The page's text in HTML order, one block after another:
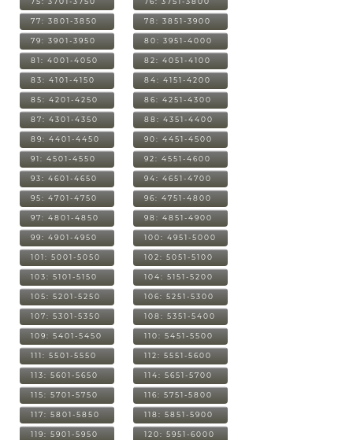
77: 3801-3850 78: 3851-3900
79: 3901-3950 80: 3951-4000
81: 4001-4050 82: 4051-4100
83: 4101-4150 84: 4151-4200
85: 4201-4250 86: 4251-4300
87: 4301-4350 88: 4351-4400
89: 4401-4450 90: 4451-4500
91: 4501-4550 92: 4551-4600
93: 4601-4650 94: 4651-4700
95: 4701-4750 96: 4751-4800
97: 4801-4850 98: 4851-4900
99: 4901-4950 100: 4951-5000
101: 5001-5050 102: 5051-5100
103: 5101-5150 104: 5151-5200
105: 5201-5250 106: 5251-5300
107: 5301-5350 108: 5351-5400
109: 5401-5450 110: 5451-5500
111: 5501-5550 112: 5551-5600
113: 5601-5650 114: 5651-5700
115: 5701-5750 116: 5751-5800
117: 5801-5850 118: 5851-5900
119: 5901-5950 120: 5951-6000